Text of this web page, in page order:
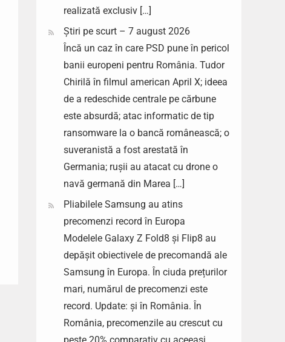
realizată exclusiv […]
Știri pe scurt – 7 august 2026
Încă un caz în care PSD pune în pericol
banii europeni pentru România. Tudor
Chirilă în filmul american April X; ideea
de a redeschide centrale pe cărbune
este absurdă; atac informatic de tip
ransomware la o bancă românească; o
suveranistă a fost arestată în
Germania; rușii au atacat cu drone o
navă germană din Marea […]
Pliabilele Samsung au atins
precomenzi record în Europa
Modelele Galaxy Z Fold8 și Flip8 au
depășit obiectivele de precomandă ale
Samsung în Europa. În ciuda prețurilor
mari, numărul de precomenzi este
record. Update: și în România. În
România, precomenzile au crescut cu